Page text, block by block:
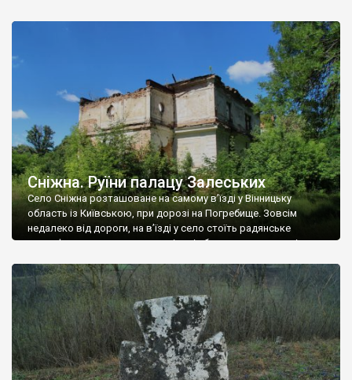
Наддністрянське відрізняється від більшості навколишніх
сіл. У селі є мурована Михайлівська церква. Точної дати […]
Сніжна. Руїни палацу Залеських
Село Сніжна розташоване на самому в’їзді у Вінницьку
область із Київською, при дорозі на Погребище. Зовсім
недалеко від дороги, на в’їзді у село стоїть радянське
рельєфне пано, яке показує жінку і яблуню, а трохи далі, десь
не видно, але видно дві стареньких колії у траві – […]